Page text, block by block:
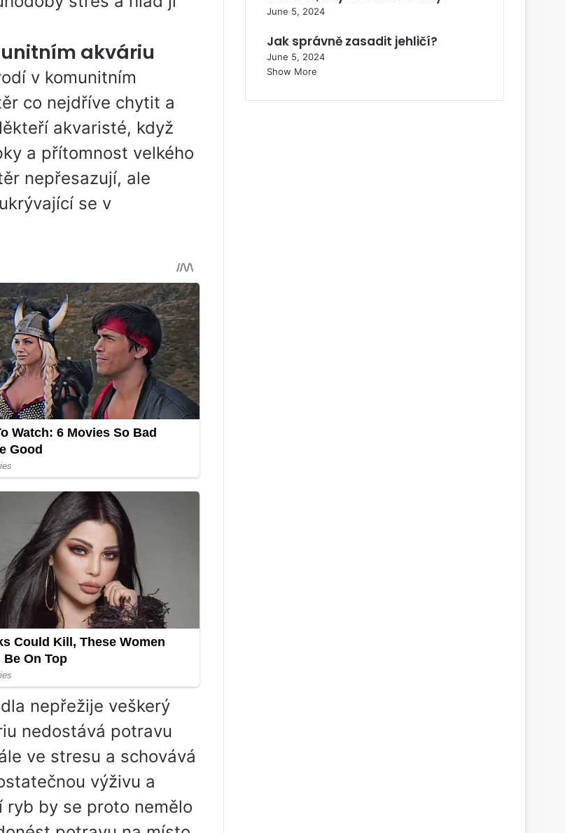
akváriu
v komunitním
co nejdříve chytit a
akvaristé, když
a přítomnost velkého
nepřesazují, ale
se v
nepřežije veškerý
nedostává potravu
ve stresu a schovává
výživu a
ryb by se proto nemělo
June 5, 2024
Jak správně zasadit jehličí?
June 5, 2024
Show More